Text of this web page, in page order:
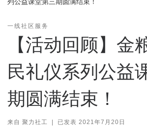
一线社区服务
【活动回顾】金
民礼仪系列公益
期圆满结束！
来自 聚力社工 | 已发表 2021年7月20日